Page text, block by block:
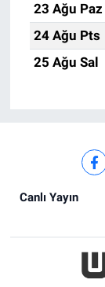
23 Ağu Paz
24 Ağu Pts
25 Ağu Sal
Canlı Yayın